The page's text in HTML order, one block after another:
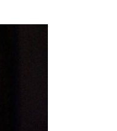
Email